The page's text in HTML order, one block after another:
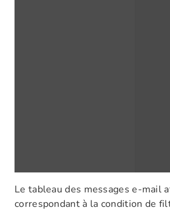
Le tableau des messages e-mail
correspondant à la condition de